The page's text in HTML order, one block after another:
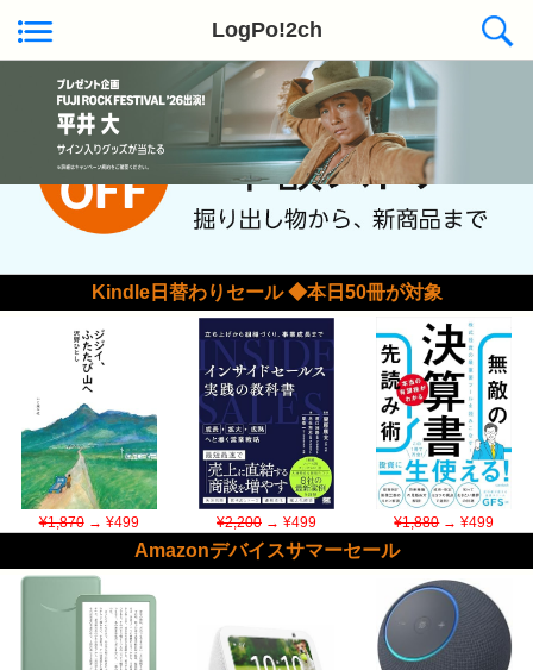
LogPo!2ch
Kindle日替わりセール ◆本日50冊が対象
¥1,870→ ¥499 ¥2,200→ ¥499 ¥1,880→ ¥499
Amazonデバイスサマーセール